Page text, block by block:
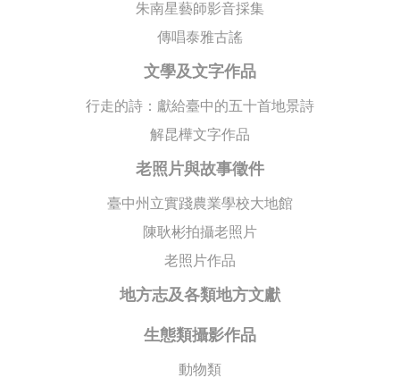
朱南星藝師影音採集
傳唱泰雅古謠
文學及文字作品
行走的詩：獻給臺中的五十首地景詩
解昆樺文字作品
老照片與故事徵件
臺中州立實踐農業學校大地館
陳耿彬拍攝老照片
老照片作品
地方志及各類地方文獻
生態類攝影作品
動物類